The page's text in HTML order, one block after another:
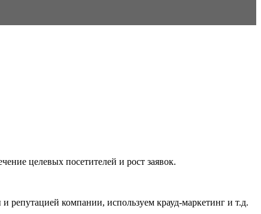
целевых посетителей и рост заявок.
компании, используем крауд-маркетинг и т.д.